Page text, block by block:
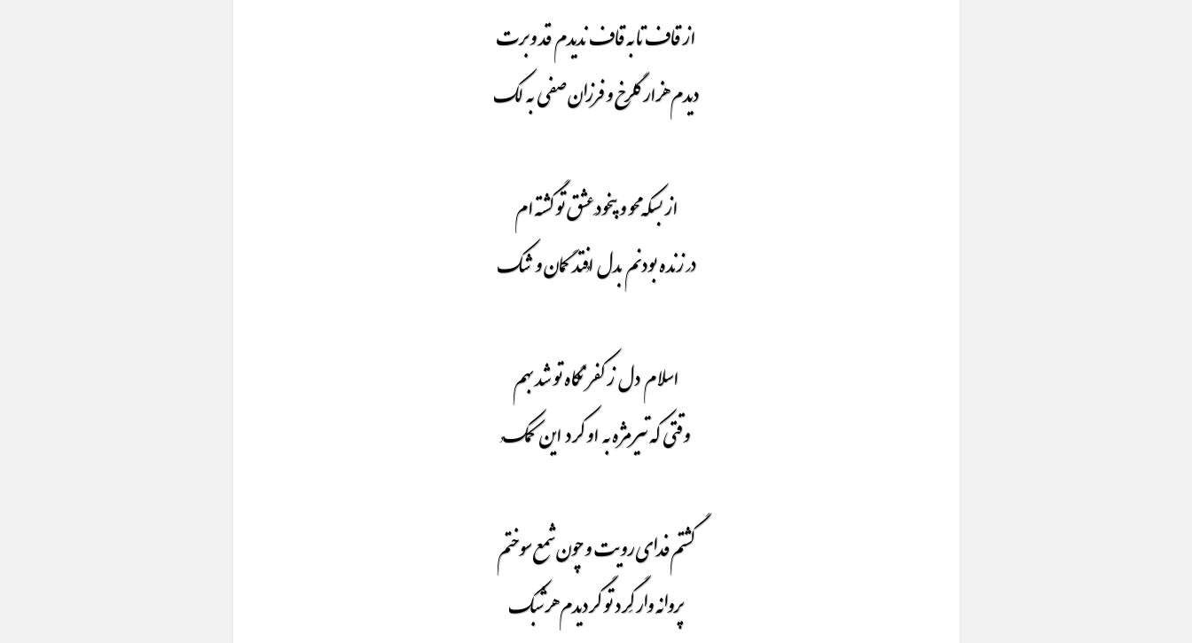
از قاف تا به قاف ندیدم قد و برت
دیدم هزار گلرخ و فرزان صفی به لک
از بسکه محو و بیخودِ عشق تو گشته ام
در زنده بودنم بدل اُفتد گمان و شک
اسلام دل ز کفر نگاه تو شد بهم
وقتی که تیر مژه به او کرد این کُمک
گشتم فدای رویت و چون شمع سوختم
پروانه وار گِرد تو گردیدم هر شبک